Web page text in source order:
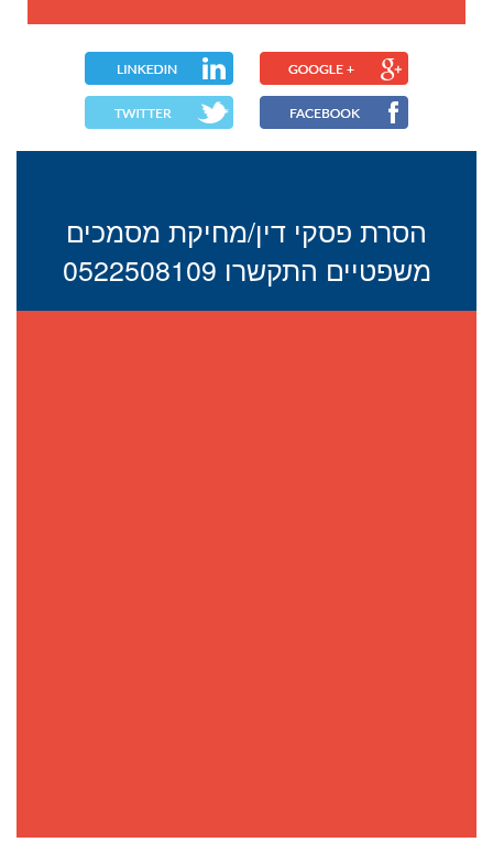
הסרת פסקי דין/מחיקת מסמכים
משפטיים התקשרו 0522508109